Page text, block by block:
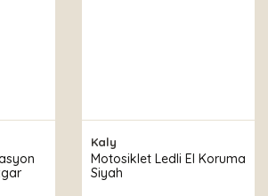
Kaly
Motosiklet Ledli El Koruma
Siyah